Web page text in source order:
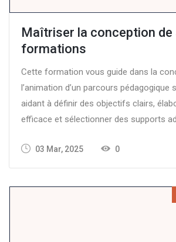
Maîtriser la conception de
formations
Cette formation vous guide dans la
l’animation d’un parcours pédagogique
aidant à définir des objectifs clairs,
efficace et sélectionner des supports
03 Mar, 2025 0